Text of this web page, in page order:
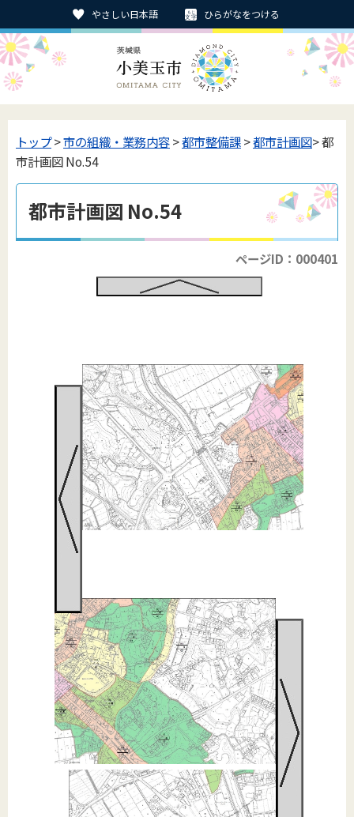
やさしい日本語 ひらがなをつける
トップ>市の組織・業務内容>都市整備課>都市計画図> 都
市計画図 No.54
都市計画図 No.54
ページID：000401